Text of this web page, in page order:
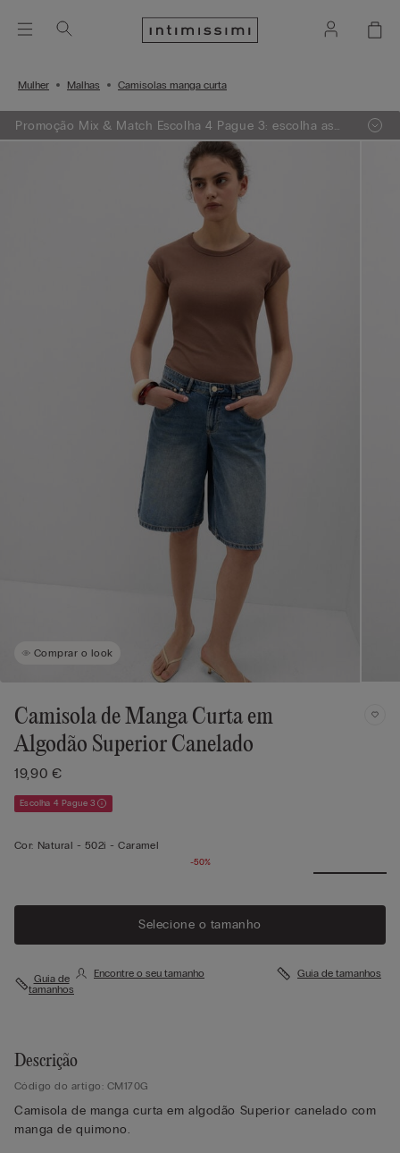
Mulher Malhas Camisolas manga curta
Promoção Mix & Match Escolha 4 Pague 3: escolha as
suas peças preferidas entre malhas, pijamas, bodies e
muito mais, adicione 4 ao carrinho de compras e receba
de oferta a peça de menor valor.
Comprar o look
Camisola de Manga Curta em
Algodão Superior Canelado
19,90 €
Escolha 4 Pague 3
Cor: Natural - 502i - Caramel
-50%
Selecione o tamanho
Guia de
tamanhos
Encontre o seu tamanho Guia de tamanhos
Descrição
Código do artigo: CM170G
Camisola de manga curta em algodão Superior canelado com
manga de quimono.